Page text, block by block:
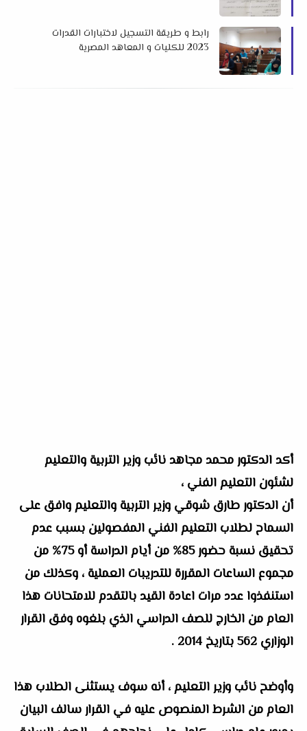
رابط و طريقة التسجيل لاختبارات القدرات
2023 للكليات و المعاهد المصرية
أكد الدكتور محمد مجاهد نائب وزير التربية والتعليم
لشئون التعليم الفني ،
أن الدكتور طارق شوقي وزير التربية والتعليم وافق على
السماح لطلاب التعليم الفني المفصولين بسبب عدم
تحقيق نسبة حضور 85% من أيام الدراسة أو 75% من
مجموع الساعات المقررة للتدريبات العملية ، وكذلك من
استنفذوا عدد مرات اعادة القيد بالتقدم للامتحانات هذا
العام من الخارج للصف الدراسي الذي بلغوه وفق القرار
الوزاري 562 بتاريخ 2014 .
وأوضح نائب وزير التعليم ، أنه سوف يستثنى الطلاب هذا
العام من الشرط المنصوص عليه في القرار سالف البيان